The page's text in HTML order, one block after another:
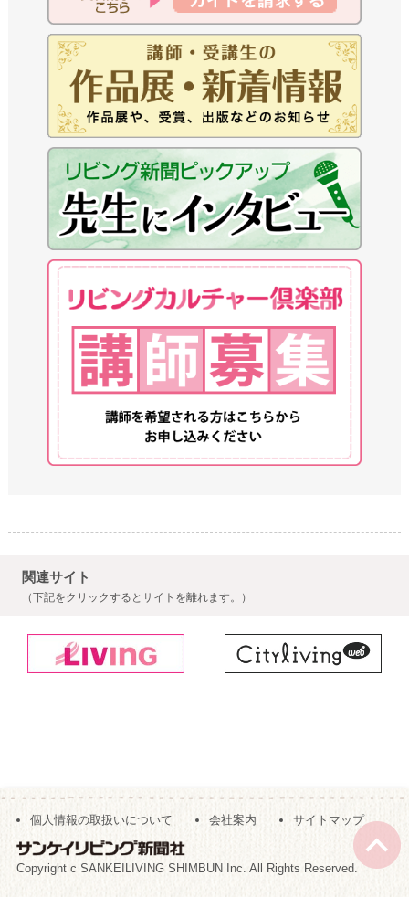
関連サイト
（下記をクリックするとサイトを離れます。）
個人情報の取扱いについて 会社案内 サイトマップ
Copyright c SANKEILIVING SHIMBUN Inc. All Rights Reserved.